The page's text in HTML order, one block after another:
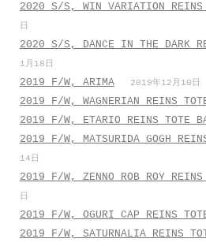
2020 S/S, WIN VARIATION REINS
日
2020 S/S, DANCE IN THE DARK
1月18日
2019 F/W, ARIMA 2019年12月10日
2019 F/W, WAGNERIAN REINS
2019 F/W, ETARIO REINS TOTE
2019 F/W, MATSURIDA GOGH
14日
2019 F/W, ZENNO ROB ROY REINS
日
2019 F/W, OGURI CAP REINS
2019 F/W, SATURNALIA REINS